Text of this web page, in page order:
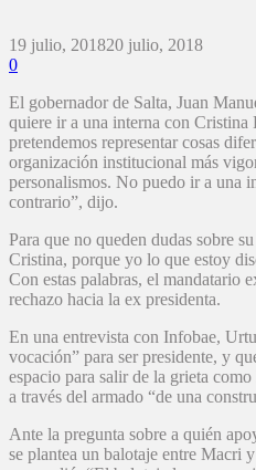
19 julio, 201820 julio, 2018
0
El gobernador de Salta, Juan
quiere ir a una interna con
pretendemos representar cosas
organización institucional más
personalismos. No puedo ir a una
contrario”, dijo.
Para que no queden dudas sobre
Cristina, porque yo lo que estoy
Con estas palabras, el mandatario
rechazo hacia la ex presidenta.
En una entrevista con Infobae,
vocación” para ser presidente, y
espacio para salir de la grieta
a través del armado “de una
Ante la pregunta sobre a quién
se plantea un balotaje entre Macri